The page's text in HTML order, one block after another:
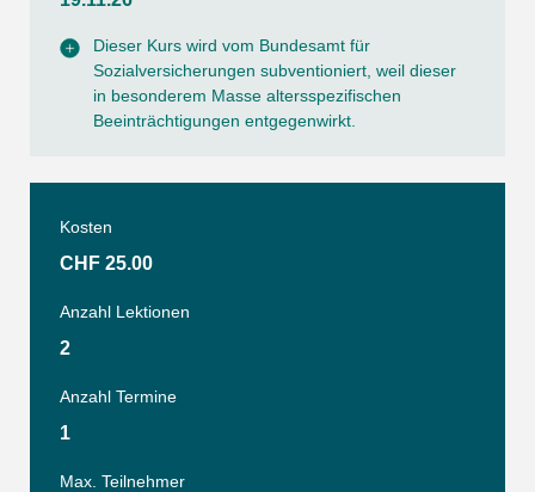
Dieser Kurs wird vom Bundesamt für
Sozialversicherungen subventioniert, weil dieser
in besonderem Masse altersspezifischen
Beeinträchtigungen entgegenwirkt.
Kosten
CHF 25.00
Anzahl Lektionen
2
Anzahl Termine
1
Max. Teilnehmer